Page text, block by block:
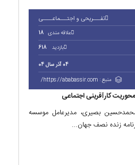
تفـــریحی و اجتـــماعــــی
علاقه مندی 18
بازدید
618
04 آذر سال 04
منبع : https://ababassir.com/
کارآفرینی اجتماعی
بصیری، مدیرعامل موسسه
زنده نصف جهان...